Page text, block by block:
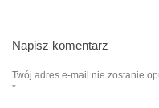
Napisz komentarz
Twój adres e-mail nie zostanie
*